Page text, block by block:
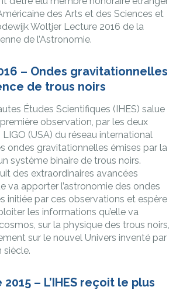
des Arts et des Sciences et
Woltjer Lecture 2016 de la
de l’Astronomie.
– Ondes gravitationnelles
de trous noirs
Études Scientifiques (IHES) salue
première observation, par les deux
(USA) du réseau international
ondes gravitationnelles émises par la
système binaire de trous noirs.
des extraordinaires avancées
va apporter l’astronomie des ondes
initiée par ces observations et espère
les informations qu’elle va
sur la physique des trous noirs,
sur le nouvel Univers inventé par
siècle.
– L’IHES reçoit le plus